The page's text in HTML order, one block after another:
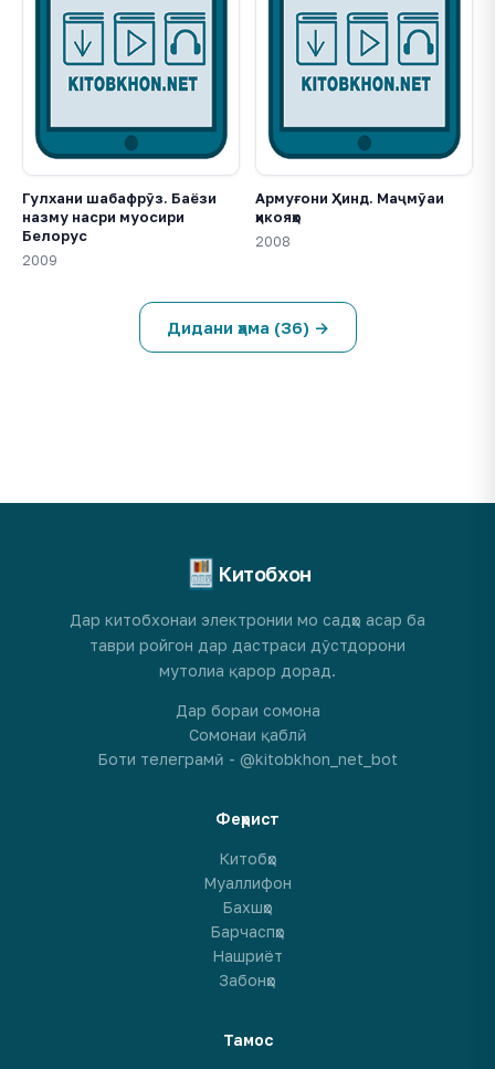
Гулхани шабафрӯз. Баёзи
назму насри муосири
Белорус
2009
Армуғони Ҳинд. Маҷмӯаи
ҳикояҳо
2008
Дидани ҳама (36) →
Китобхон
Дар китобхонаи электронии мо садҳо асар ба
таври ройгон дар дастраси дӯстдорони
мутолиа қарор дорад.
Дар бораи сомона
Сомонаи қаблӣ
Боти телеграмӣ - @kitobkhon_net_bot
Феҳрист
Китобҳо
Муаллифон
Бахшҳо
Барчаспҳо
Нашриёт
Забонҳо
Тамос